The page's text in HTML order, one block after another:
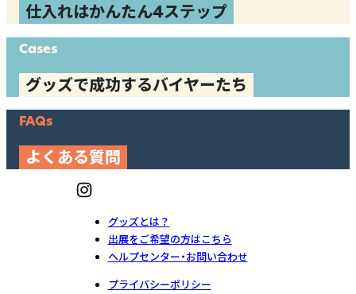
仕入れはかんたん4ステップ
Cases
グッズで成功するバイヤーたち
FAQs
よくある質問
グッズとは？
出展をご希望の方はこちら
ヘルプセンター・お問い合わせ
プライバシーポリシー